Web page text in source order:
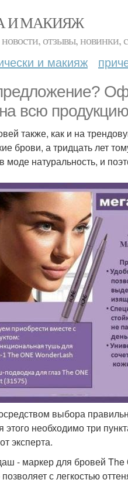
И МАКИЯЖ
отзывы, новинки,
и макияж
всю
также, как и на
брови, а тридцать лет
моде натуральность, и
выбора
необходимо три
эксперта.
- маркер для бровей The
с легкостью